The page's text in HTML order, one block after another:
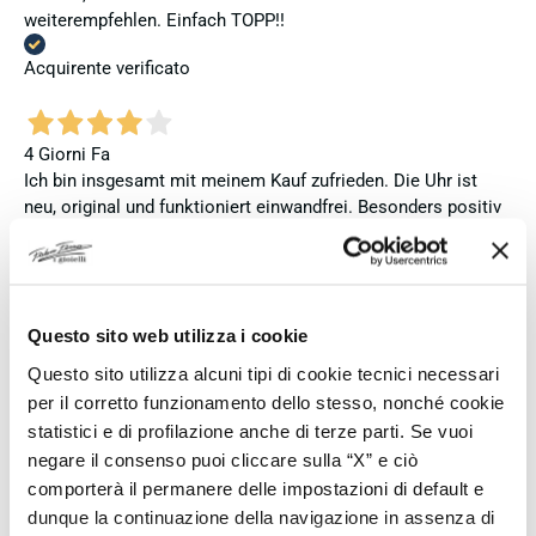
Questo sito web utilizza i cookie
Questo sito utilizza alcuni tipi di cookie tecnici necessari
per il corretto funzionamento dello stesso, nonché cookie
statistici e di profilazione anche di terze parti. Se vuoi
negare il consenso puoi cliccare sulla “X” e ciò
comporterà il permanere delle impostazioni di default e
dunque la continuazione della navigazione in assenza di
weiterempfehlen. Einfach TOPP!!
Acquirente verificato
4 Giorni Fa
Ich bin insgesamt mit meinem Kauf zufrieden. Die Uhr ist
neu, original und funktioniert einwandfrei. Besonders positiv
hervorheben möchte ich den attraktiven Preis sowie den
vollständig ausgefüllten und abgestempelten internationalen
meinen Erwartungen an einen autorisierten Seiko-Händler
entsprach. Die Uhr kam ohne die üblichen Schutzfolien am
Armband, die Originalverpackung entsprach nicht der
Verpackung, die ich von diesem Modell aus offiziellen
Präsentationen und Videos kenne (andere Box und anderes
Uhrenkissen), und auch die Seiko-Hangtags mit
Modellinformationen fehlten. Die Uhr selbst ist in neuem
Zustand und weist keine Gebrauchsspuren auf. Dennoch